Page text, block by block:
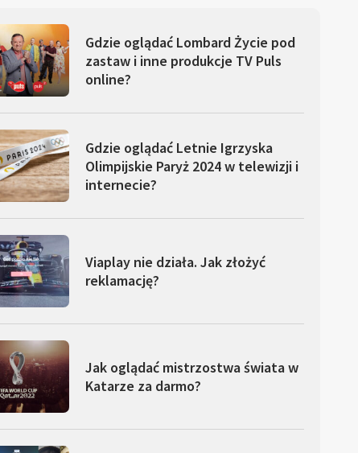
Gdzie oglądać Lombard Życie pod
zastaw i inne produkcje TV Puls
online?
Gdzie oglądać Letnie Igrzyska
Olimpijskie Paryż 2024 w telewizji i
internecie?
Viaplay nie działa. Jak złożyć
reklamację?
Jak oglądać mistrzostwa świata w
Katarze za darmo?